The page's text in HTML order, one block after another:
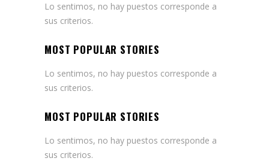
Lo sentimos, no hay puestos corresponde a
sus criterios.
MOST POPULAR STORIES
Lo sentimos, no hay puestos corresponde a
sus criterios.
MOST POPULAR STORIES
Lo sentimos, no hay puestos corresponde a
sus criterios.